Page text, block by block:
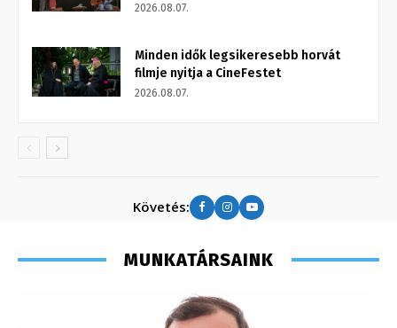
2026.08.07.
Minden idők legsikeresebb horvát
filmje nyitja a CineFestet
2026.08.07.
Követés:
MUNKATÁRSAINK